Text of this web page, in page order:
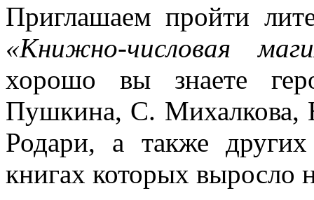
Приглашаем пройти
«Книжно-числовая
хорошо вы знаете
Пушкина, С. Михалкова,
Родари, а также других
книгах которых выросло